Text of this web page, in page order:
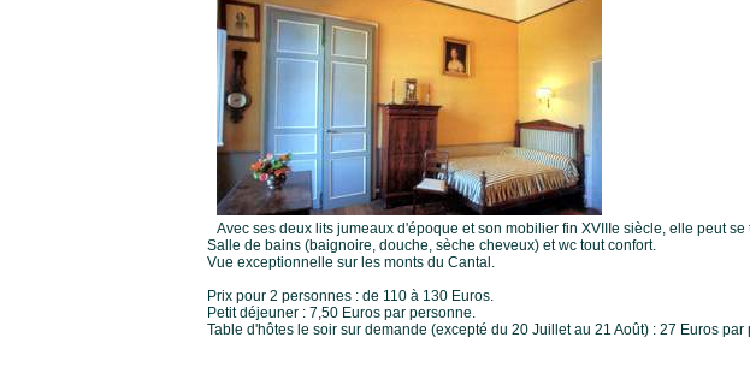
Avec ses deux lits jumeaux d'époque et son mobilier fin XVIIIe siècle, elle peut
Salle de bains (baignoire, douche, sèche cheveux) et wc tout confort.
Vue exceptionnelle sur les monts du Cantal.
Prix pour 2 personnes : de 110 à 130 Euros.
Petit déjeuner : 7,50 Euros par personne.
Table d'hôtes le soir sur demande (excepté du 20 Juillet au 21 Août) : 27 Euros